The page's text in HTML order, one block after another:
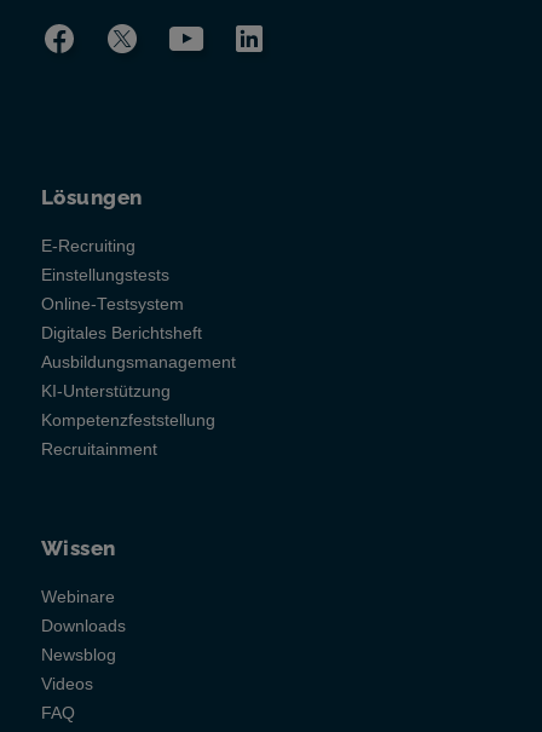
Lösungen
E-Recruiting
Einstellungstests
Online-Testsystem
Digitales Berichtsheft
Ausbildungsmanagement
KI-Unterstützung
Kompetenzfeststellung
Recruitainment
Wissen
Webinare
Downloads
Newsblog
Videos
FAQ